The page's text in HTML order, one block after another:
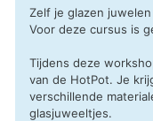
Zelf je glazen
Voor deze cursus is
Tijdens deze
van de HotPot. Je
verschillende
glasjuweeltjes.